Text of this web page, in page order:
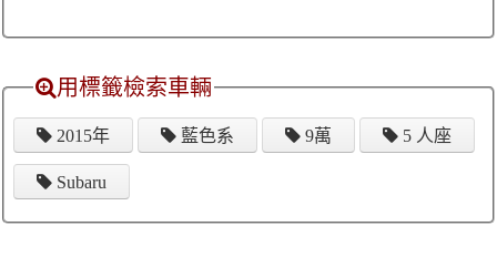
用標籤檢索車輛
2015年 藍色系 9萬 5 人座
Subaru